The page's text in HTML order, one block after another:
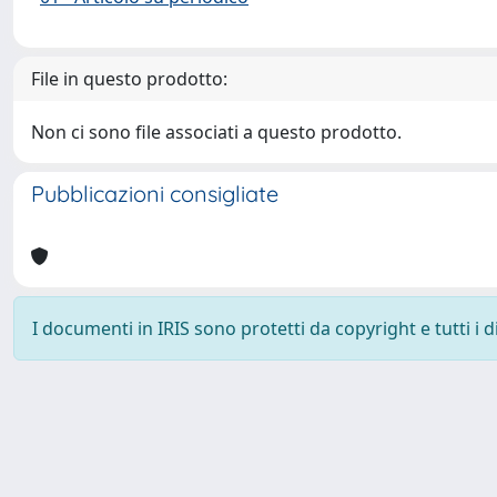
File in questo prodotto:
Non ci sono file associati a questo prodotto.
Pubblicazioni consigliate
I documenti in IRIS sono protetti da copyright e tutti i